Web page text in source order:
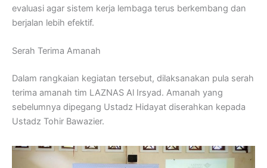
evaluasi agar sistem kerja lembaga terus berkembang dan
berjalan lebih efektif.
Serah Terima Amanah
Dalam rangkaian kegiatan tersebut, dilaksanakan pula serah
terima amanah tim LAZNAS Al Irsyad. Amanah yang
sebelumnya dipegang Ustadz Hidayat diserahkan kepada
Ustadz Tohir Bawazier.